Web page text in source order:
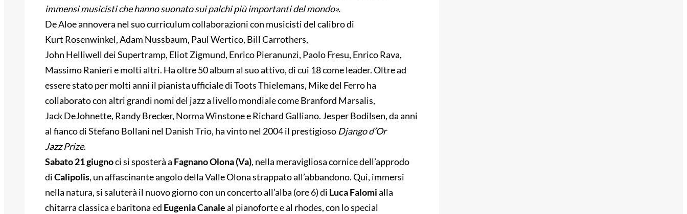
immensi musicisti che hanno suonato sui palchi più importanti del mondo».
De Aloe annovera nel suo curriculum collaborazioni con musicisti del calibro di
Kurt Rosenwinkel, Adam Nussbaum, Paul Wertico, Bill Carrothers,
John Helliwell dei Supertramp, Eliot Zigmund, Enrico Pieranunzi, Paolo Fresu, Enrico Rava,
Massimo Ranieri e molti altri. Ha oltre 50 album al suo attivo, di cui 18 come leader. Oltre ad
essere stato per molti anni il pianista ufficiale di Toots Thielemans, Mike del Ferro ha
collaborato con altri grandi nomi del jazz a livello mondiale come Branford Marsalis,
Jack DeJohnette, Randy Brecker, Norma Winstone e Richard Galliano. Jesper Bodilsen, da anni
al fianco di Stefano Bollani nel Danish Trio, ha vinto nel 2004 il prestigioso Django d’Or
JazzPrize.
Sabato 21 giugnoci si sposterà a Fagnano Olona (Va), nella meravigliosa cornice dell’approdo
diCalipolis, un affascinante angolo della Valle Olona strappato all’abbandono. Qui, immersi
nella natura, si saluterà il nuovo giorno con un concerto all’alba (ore 6) di Luca Falomialla
chitarra classica e baritona ed Eugenia Canaleal pianoforte e al rhodes, con lo special